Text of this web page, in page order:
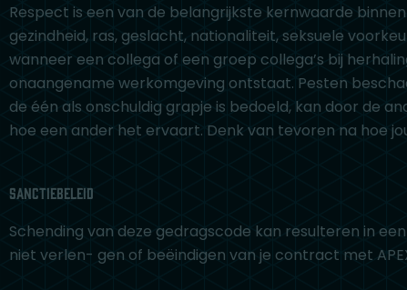
Respect is een van de belangrijkste kernwaarde
gezindheid, ras, geslacht, nationaliteit, seksuele
wanneer een collega of een groep collega’s bij
onaangename werkomgeving ontstaat. Pesten
de één als onschuldig grapje is bedoeld, kan door de
hoe een ander het ervaart. Denk van tevoren na hoe
Sanctiebeleid
Schending van deze gedragscode kan resulteren in
niet verlen- gen of beëindigen van je contract met